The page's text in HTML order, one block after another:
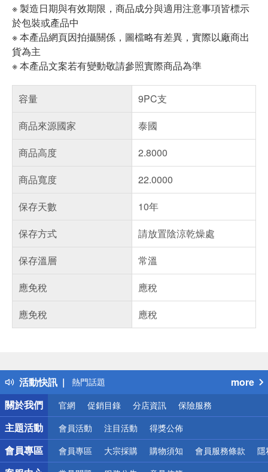
※ 製造日期與有效期限，商品成分與適用注意事項皆標示
於包裝或產品中
※ 本產品網頁因拍攝關係，圖檔略有差異，實際以廠商出
貨為主
※ 本產品文案若有變動敬請參照實際商品為準
容量
9PC支
商品來源國家
泰國
商品高度
2.8000
商品寬度
22.0000
保存天數
10年
保存方式
請放置陰涼乾燥處
保存溫層
常溫
應免稅
應稅
應免稅
應稅
活動快訊
得獎公告
熱門話題
銀行優惠
偏遠地區配送
詐騙網頁！請小心！
more
關於我們
官網 促銷目錄 分店資訊 保險服務
主題活動 會員活動 注目活動 得獎公佈
會員專區 會員專區 大宗採購 購物須知 會員服務條款 隱